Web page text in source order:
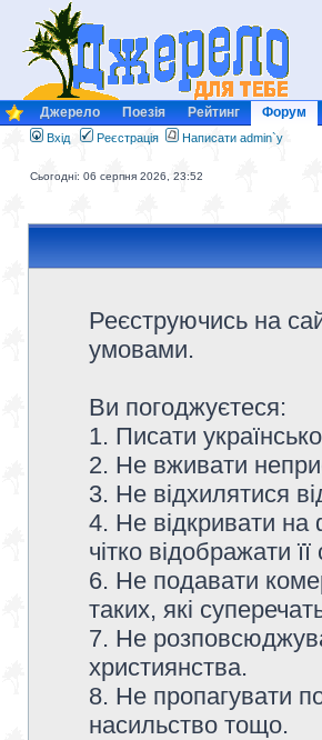
Джерело Поезія Рейтинг Форум
Вхід Реєстрація Написати admin`у
Сьогодні: 06 серпня 2026, 23:52
Реєструючись на
умовами.
Ви погоджуєтеся:
1. Писати
2. Не вживати
3. Не відхилятися
4. Не відкривати на
чітко відображати її
6. Не подавати
таких, які
7. Не
християнства.
8. Не пропагувати
насильство тощо.